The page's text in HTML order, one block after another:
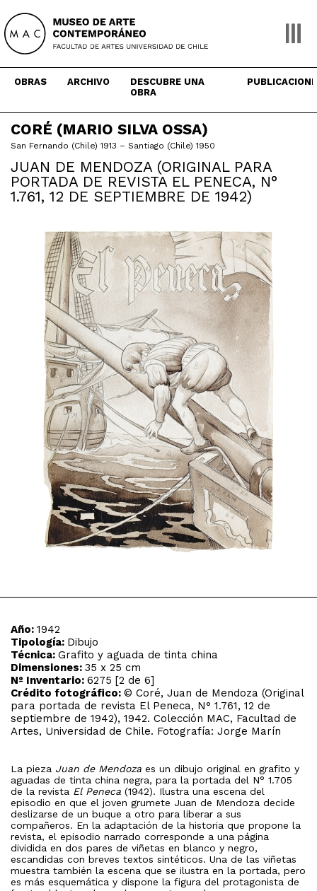
content
OBRAS ARCHIVO
DESCUBRE UNA
OBRA
CORÉ (MARIO SILVA OSSA)
San Fernando (Chile) 1913 – Santiago (Chile) 1950
JUAN DE MENDOZA (ORIGINAL PARA
PORTADA DE REVISTA EL PENECA, N°
1.761, 12 DE SEPTIEMBRE DE 1942)
Año: 1942
Tipología: Dibujo
Técnica: Grafito y aguada de tinta china
Dimensiones: 35 x 25 cm
Nº Inventario: 6275 [2 de 6]
Crédito fotográfico: © Coré, Juan de Mendoza (Original
para portada de revista El Peneca, N° 1.761, 12 de
septiembre de 1942), 1942. Colección MAC, Facultad de
Artes, Universidad de Chile. Fotografía: Jorge Marín
La pieza Juan de Mendoza es un dibujo original en grafito y
aguadas de tinta china negra, para la portada del N° 1.705
de la revista El Peneca (1942). Ilustra una escena del
episodio en que el joven grumete Juan de Mendoza decide
deslizarse de un buque a otro para liberar a sus
compañeros. En la adaptación de la historia que propone la
revista, el episodio narrado corresponde a una página
dividida en dos pares de viñetas en blanco y negro,
escandidas con breves textos sintéticos. Una de las viñetas
muestra también la escena que se ilustra en la portada, pero
es más esquemática y dispone la figura del protagonista de